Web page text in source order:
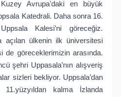
Kuzey Avrupa'daki en büyük
Katedrali. Daha sonra 16.
Kalesi’ni göreceğiz.
açılan ülkenin ilk üniversitesi
de göreceklerimizin arasında.
şehri Uppasala’nın alışveriş
sizleri bekliyor. Uppsala’dan
kalma İzlanda